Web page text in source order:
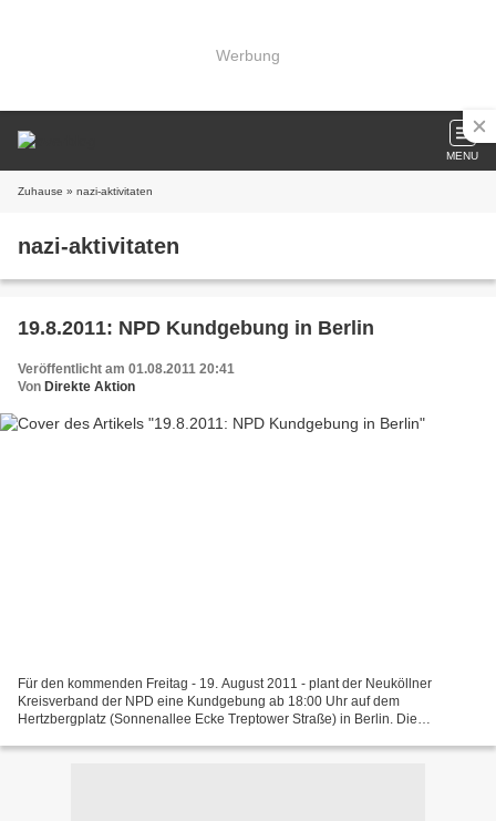
Werbung
MENU
Zuhause » nazi-aktivitaten
nazi-aktivitaten
19.8.2011: NPD Kundgebung in Berlin
Veröffentlicht am 01.08.2011 20:41
Von Direkte Aktion
Für den kommenden Freitag - 19. August 2011 - plant der Neuköllner
Kreisverband der NPD eine Kundgebung ab 18:00 Uhr auf dem
Hertzbergplatz (Sonnenallee Ecke Treptower Straße) in Berlin. Die